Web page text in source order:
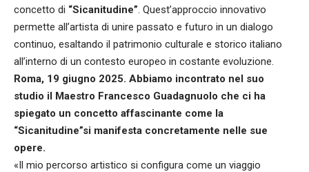
concetto di “Sicanitudine” . Quest’approccio innovativo
permette all’artista di unire passato e futuro in un dialogo
continuo, esaltando il patrimonio culturale e storico italiano
all’interno di un contesto europeo in costante evoluzione.
Roma, 19 giugno 2025. Abbiamo incontrato nel suo
studio il Maestro Francesco Guadagnuolo che ci ha
spiegato un concetto affascinante come la
“Sicanitudine”si manifesta concretamente nelle sue
opere.
«Il mio percorso artistico si configura come un viaggio